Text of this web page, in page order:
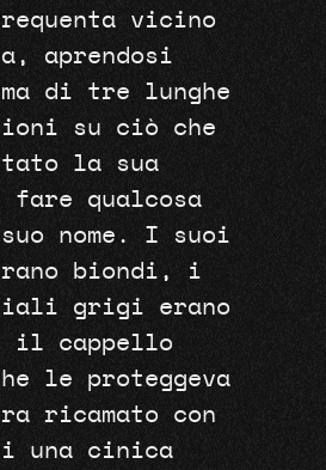
vicino
aprendosi
di tre lunghe
su ciò che
la sua
fare qualcosa
nome. I suoi
biondi, i
grigi erano
il cappello
le proteggeva
ricamato con
una cinica